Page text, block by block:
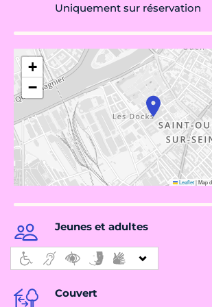
Uniquement sur réservation
+
−
Leaflet|Map
Jeunes et adultes
Couvert